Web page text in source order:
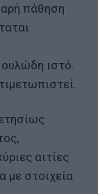
πάθηση
ιστό.
αιτίες
με στοιχεία